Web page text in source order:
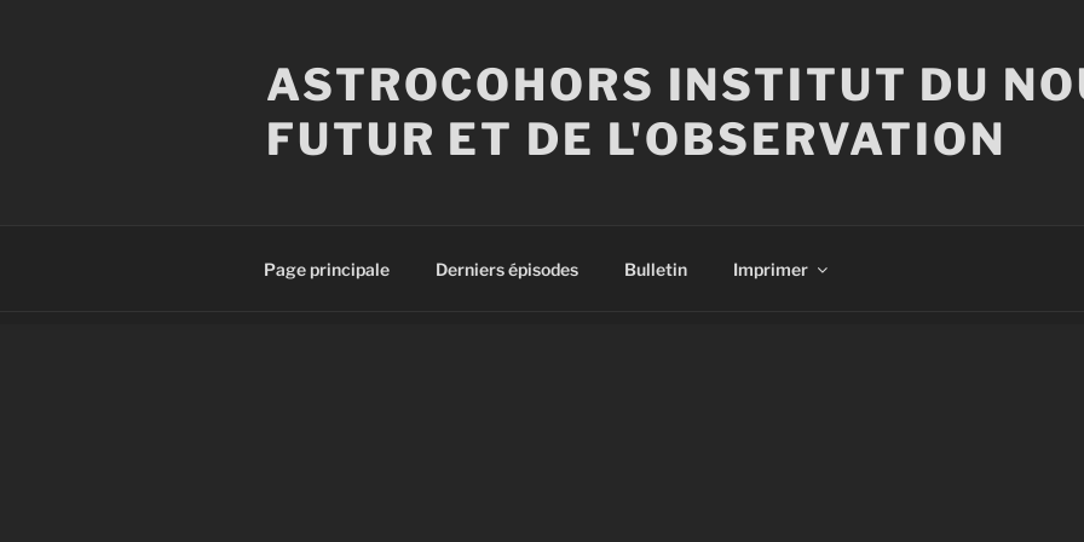
ASTROCOHORS INSTITUT DU
FUTUR ET DE L'OBSERVATION
Page principale Derniers épisodes Bulletin Imprimer